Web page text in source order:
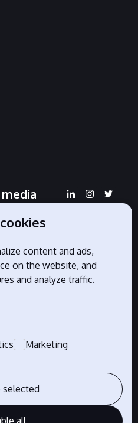
partners
content and ads,
on the website, and
and analyze traffic.
Marketing
selected
all